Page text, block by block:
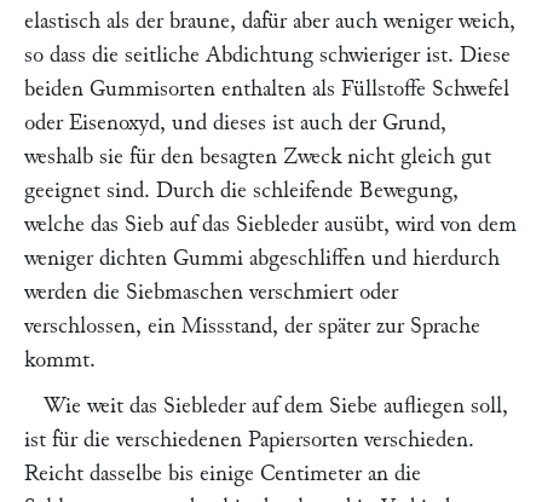
elastisch als der braune, dafür aber auch weniger weich,
so dass die seitliche Abdichtung schwieriger ist. Diese
beiden Gummisorten enthalten als Füllstoffe Schwefel
oder Eisenoxyd, und dieses ist auch der Grund,
weshalb sie für den besagten Zweck nicht gleich gut
geeignet sind. Durch die schleifende Bewegung,
welche das Sieb auf das Siebleder ausübt, wird von dem
weniger dichten Gummi abgeschliffen und hierdurch
werden die Siebmaschen verschmiert oder
verschlossen, ein Missstand, der später zur Sprache
kommt.
Wie weit das Siebleder auf dem Siebe aufliegen soll,
ist für die verschiedenen Papiersorten verschieden.
Reicht dasselbe bis einige Centimeter an die